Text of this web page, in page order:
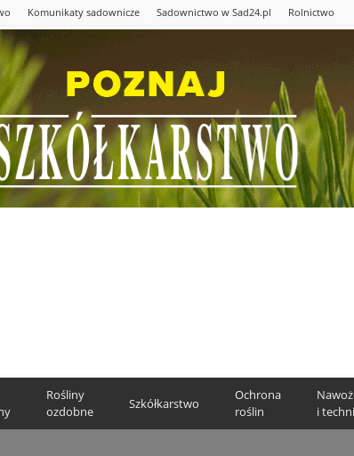
Komunikaty sadownicze Sadownictwo w Sad24.pl Rolnictwo
Rośliny
ozdobne
Szkółkarstwo
Ochrona
roślin
i